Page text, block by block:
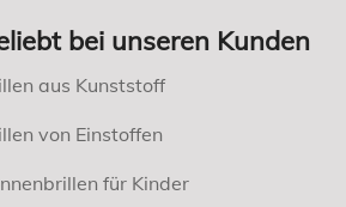
bei unseren Kunden
aus Kunststoff
von Einstoffen
für Kinder